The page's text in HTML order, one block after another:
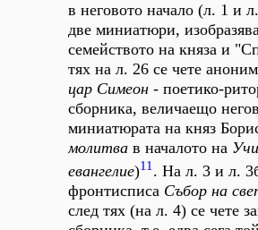
в неговото начало (л. 1 и
две миниатюри,
семейството на княза и
тях на л. 26 се чете
цар Симеон - поетико-
сборника, величаещо
миниатюрата на княз
молитва в началото на
евангелие)11 . На л. 3 и л.
фронтисписа Събор на
след тях (на л. 4) се чете